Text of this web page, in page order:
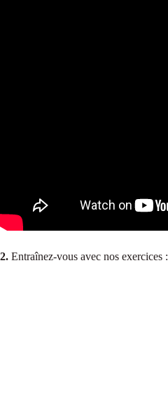
2. Entraînez-vous avec nos exercices :